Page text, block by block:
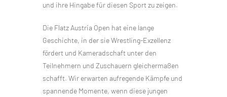
und ihre Hingabe für diesen Sport zu zeigen.
Die Flatz Austria Open hat eine lange
Geschichte, in der sie Wrestling-Exzellenz
fördert und Kameradschaft unter den
Teilnehmern und Zuschauern gleichermaßen
schafft. Wir erwarten aufregende Kämpfe und
spannende Momente, wenn diese jungen